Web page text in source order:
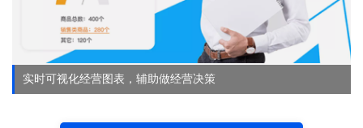
实时可视化经营图表，辅助做经营决策